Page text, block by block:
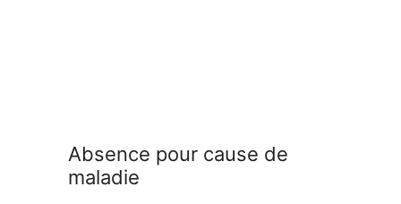
Absence pour cause de
maladie